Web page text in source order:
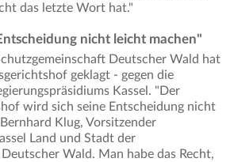
das letzte Wort hat."
nicht leicht machen"
Deutscher Wald hat
geklagt - gegen die
Kassel. "Der
wird sich seine Entscheidung nicht
Klug, Vorsitzender
Land und Stadt der
Wald. Man habe das Recht,